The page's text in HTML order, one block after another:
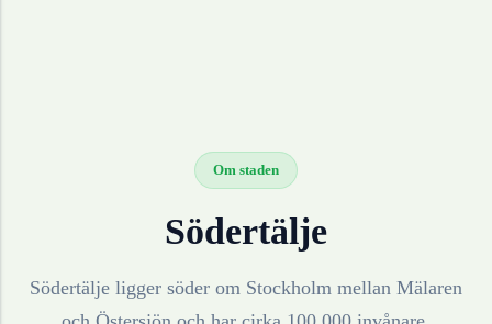
Om staden
Södertälje
Södertälje ligger söder om Stockholm mellan Mälaren